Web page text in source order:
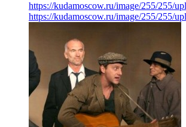
https://kudamoscow.ru/image/255/255/
https://kudamoscow.ru/image/255/255/